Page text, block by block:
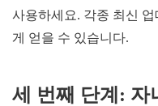
사용하세요. 각종 최신
게 얻을 수 있습니다.
세 번째 단계 : 자